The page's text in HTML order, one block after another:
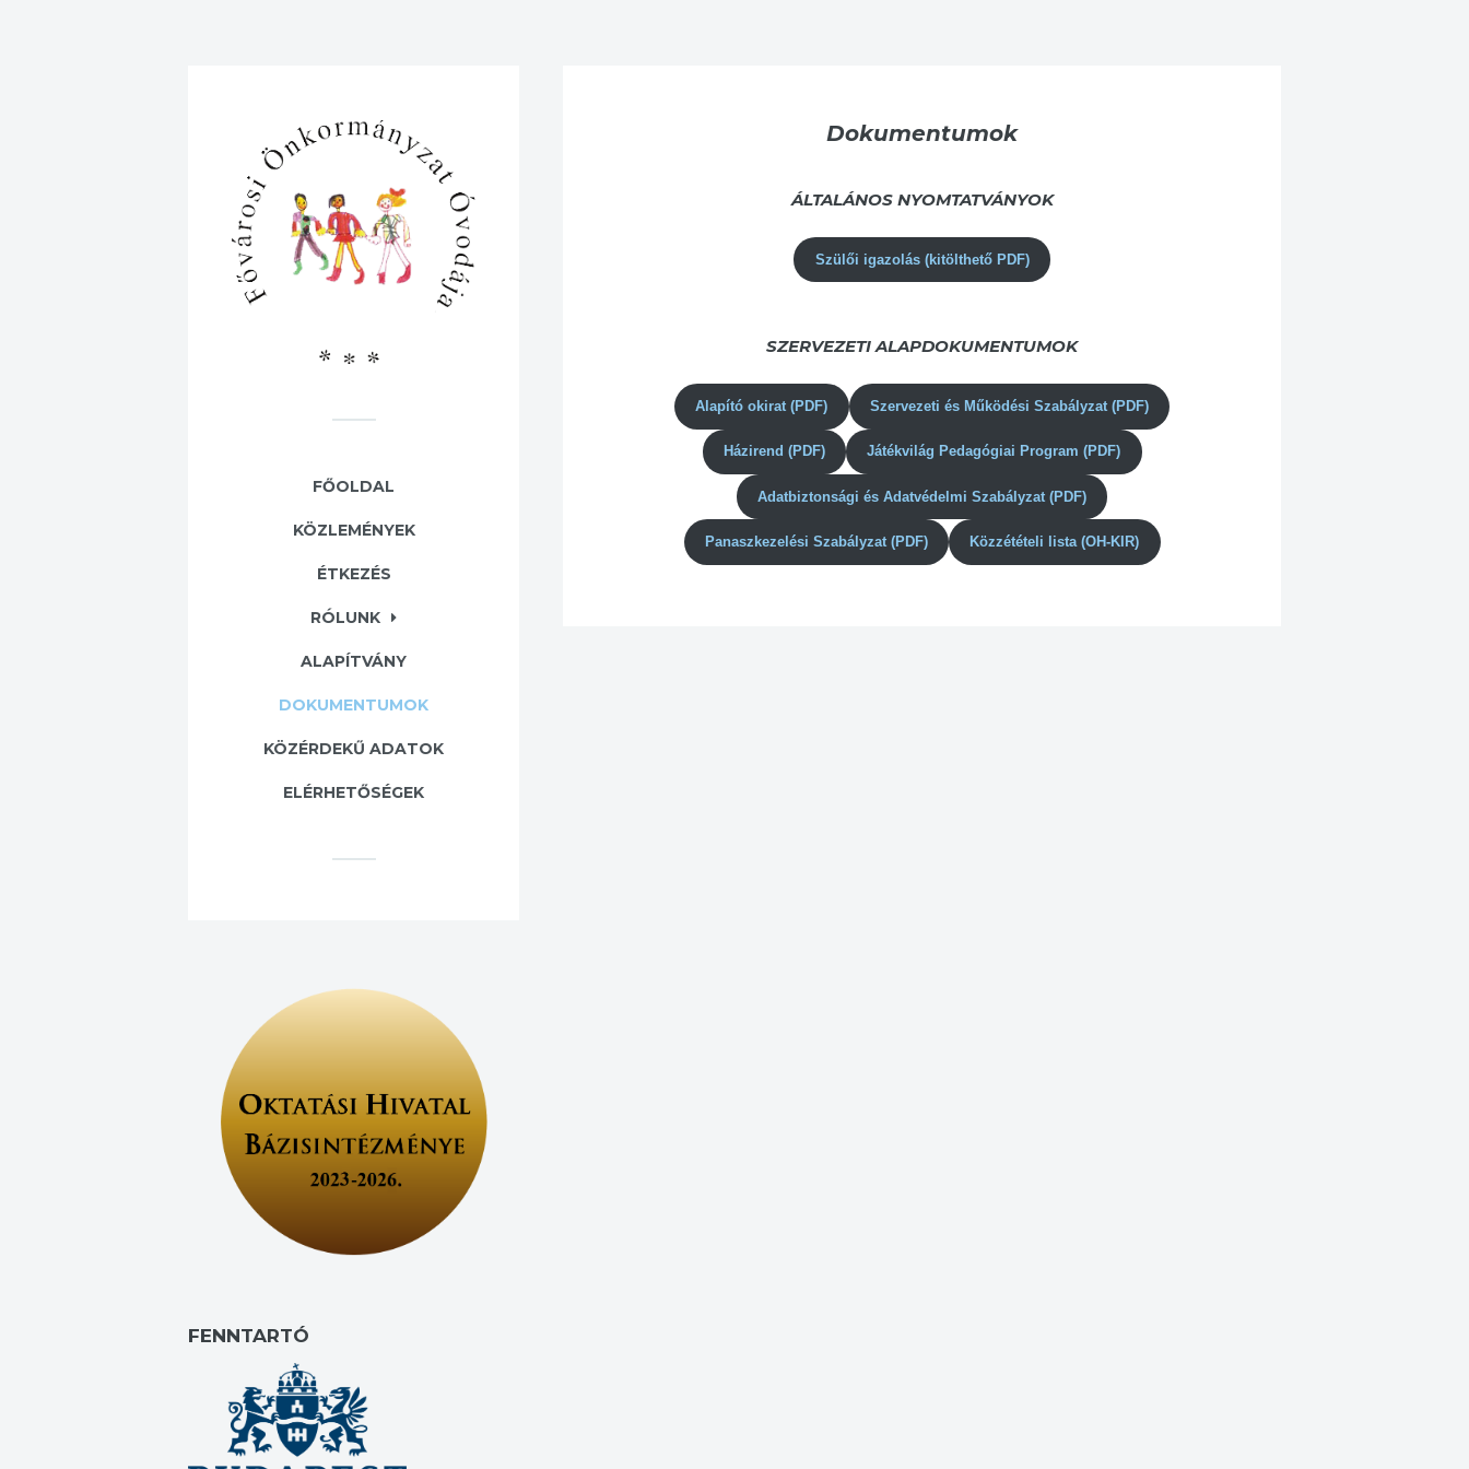
Dokumentumok
ÁLTALÁNOS NYOMTATVÁNYOK
Szülői igazolás (kitölthető PDF)
SZERVEZETI ALAPDOKUMENTUMOK
Alapító okirat (PDF) Szervezeti és Működési Szabályzat (PDF)
Házirend (PDF) Játékvilág Pedagógiai Program (PDF)
Adatbiztonsági és Adatvédelmi Szabályzat (PDF)
Panaszkezelési Szabályzat (PDF) Közzétételi lista (OH-KIR)
FŐOLDAL
KÖZLEMÉNYEK
ÉTKEZÉS
RÓLUNK
ALAPÍTVÁNY
DOKUMENTUMOK
KÖZÉRDEKŰ ADATOK
ELÉRHETŐSÉGEK
FENNTARTÓ